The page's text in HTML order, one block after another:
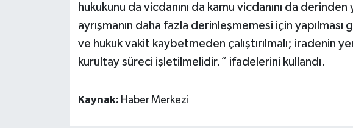
hukukunu da vicdanını da kamu vicdanını da derinden
ayrışmanın daha fazla derinleşmemesi için
ve hukuk vakit kaybetmeden çalıştırılmalı; iradenin
kurultay süreci işletilmelidir.“ ifadelerini kullandı.
Kaynak: Haber Merkezi